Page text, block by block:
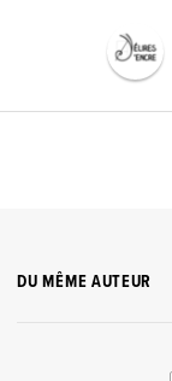
DU MÊME AUTEUR